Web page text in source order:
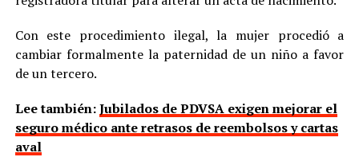
Con este procedimiento ilegal, la mujer procedió a
cambiar formalmente la paternidad de un niño a favor
de un tercero.
Lee también:Jubilados de PDVSA exigen mejorar el
seguro médico ante retrasos de reembolsos y cartas
aval